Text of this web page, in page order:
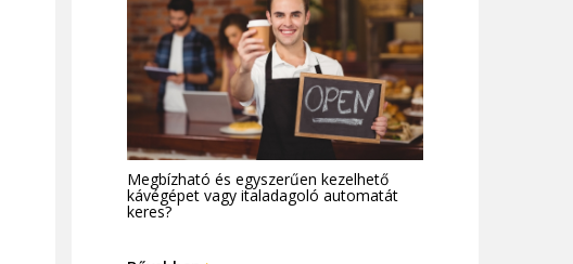
Megbízható és egyszerűen kezelhető
kávégépet vagy italadagoló automatát
keres?